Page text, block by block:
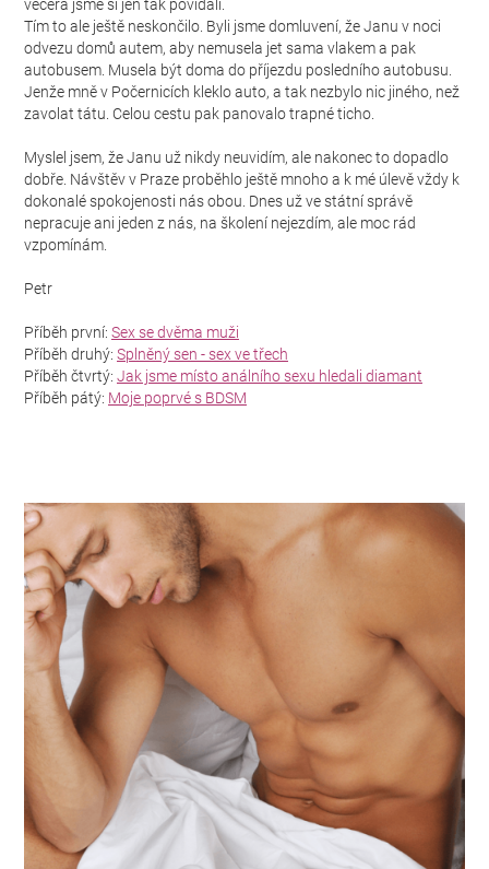
večera jsme si jen tak povídali.
Tím to ale ještě neskončilo. Byli jsme domluvení, že Janu v noci
odvezu domů autem, aby nemusela jet sama vlakem a pak
autobusem. Musela být doma do příjezdu posledního autobusu.
Jenže mně v Počernicích kleklo auto, a tak nezbylo nic jiného, než
zavolat tátu. Celou cestu pak panovalo trapné ticho.
Myslel jsem, že Janu už nikdy neuvidím, ale nakonec to dopadlo
dobře. Návštěv v Praze proběhlo ještě mnoho a k mé úlevě vždy k
dokonalé spokojenosti nás obou. Dnes už ve státní správě
nepracuje ani jeden z nás, na školení nejezdím, ale moc rád
vzpomínám.
Petr
Příběh první: Sex se dvěma muži
Příběh druhý: Splněný sen - sex ve třech
Příběh čtvrtý: Jak jsme místo análního sexu hledali diamant
Příběh pátý: Moje poprvé s BDSM